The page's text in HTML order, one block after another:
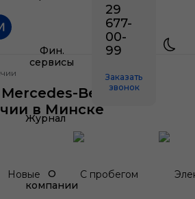
Фин.
сервисы
Журнал
О
компании
29
677-
00-
99
Заказать
звонок
Benz GLE-
в Минске
Новые С пробегом